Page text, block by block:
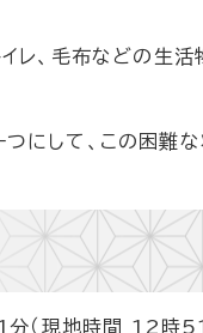
レ、毛布などの生
にして、この困難
（現地時間 12時51